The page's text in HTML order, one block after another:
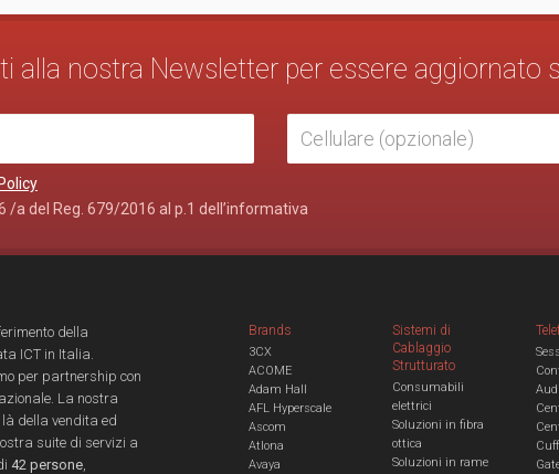
alla nostra Newsletter per essere aggiornato
/a del Reg. 679/2016 al p.1 dell’informativa
della
ICT in Italia.
per partnership con
La nostra
della vendita ed
suite di servizi a
42 persone
Brands
3CX
ACOME
Adam Hall
AFL Hyperscale
Ascom
Atlona
Avaya
Sistemi di
Cablaggio
Strutturato
Consumabili
elettrici
Soluzioni in fibra
ottica
Soluzioni in rame